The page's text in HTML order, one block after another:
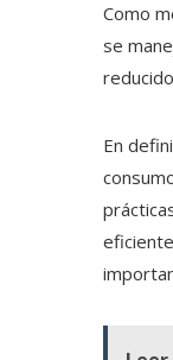
Como
se
En